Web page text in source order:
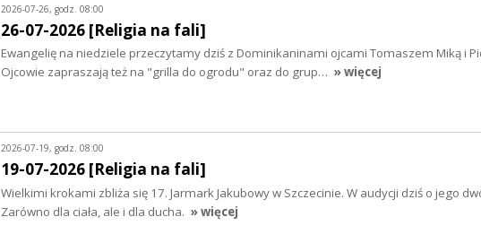
2026-07-26, godz. 08:00
26-07-2026 [Religia na fali]
Ewangelię na niedziele przeczytamy dziś z Dominikaninami ojcami Tomaszem Miką i
Ojcowie zapraszają też na "grilla do ogrodu" oraz do grup… » więcej
2026-07-19, godz. 08:00
19-07-2026 [Religia na fali]
Wielkimi krokami zbliża się 17. Jarmark Jakubowy w Szczecinie. W audycji dziś o jego
Zarówno dla ciała, ale i dla ducha. » więcej